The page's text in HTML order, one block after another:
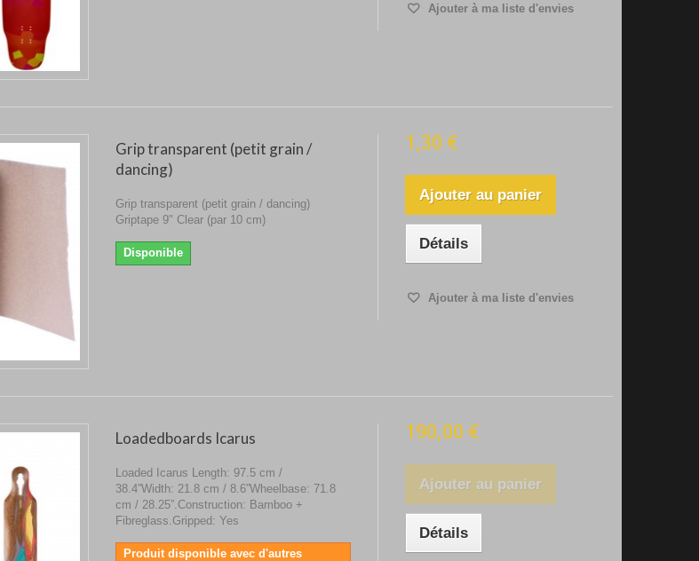
Ajouter à ma liste d'envies
Grip transparent (petit grain /
dancing)
Grip transparent (petit grain / dancing)
Griptape 9" Clear (par 10 cm)
Disponible
1,30 €
Ajouter au panier
Détails
Ajouter à ma liste d'envies
Loadedboards Icarus
Loaded Icarus Length: 97.5 cm /
38.4”Width: 21.8 cm / 8.6”Wheelbase: 71.8
cm / 28.25”.Construction: Bamboo +
Fibreglass.Gripped: Yes
Produit disponible avec d'autres
190,00 €
Ajouter au panier
Détails